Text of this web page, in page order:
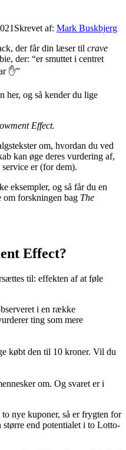
Skrevet af: Mark Buskbjerg
der får din læser til crave
der: “er smuttet i centret
✋”
her, og så kender du lige
Effect.
om, hvordan du ved
kan øge deres vurdering af,
er (for dem).
eksempler, og så får du en
forskningen bag The
Effect?
til: effekten af at føle
i en række
ting som mere
købt den til 10 kroner. Vil du
om. Og svaret er i
nye kuponer, så er frygten for
end potentialet i to Lotto-